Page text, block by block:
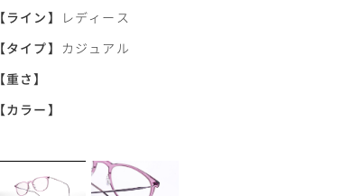
【ライン】 レディース
【タイプ】 カジュアル
【重さ】
【カラー】